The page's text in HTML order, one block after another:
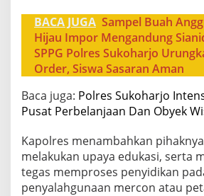
BACA JUGA Sampel Buah
Hijau Impor Mengandung
SPPG Polres Sukoharjo
Order, Siswa Sasaran Aman
Baca juga: Polres Sukoharjo
Pusat Perbelanjaan Dan Obyek
Kapolres menambahkan
melakukan upaya edukasi, serta
tegas memproses penyidikan
penyalahgunaan mercon atau